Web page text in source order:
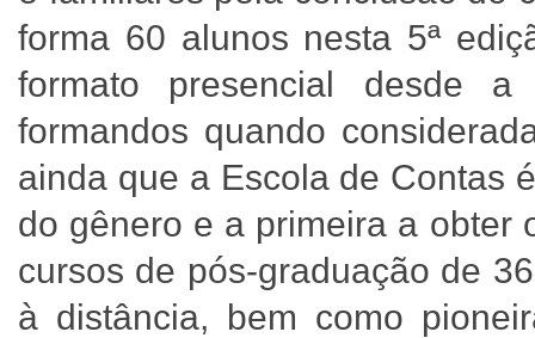
forma 60 alunos nesta 5ª
formato presencial desde a
formandos quando
ainda que a Escola de Contas
do gênero e a primeira a obter
cursos de pós-graduação de
à distância, bem como